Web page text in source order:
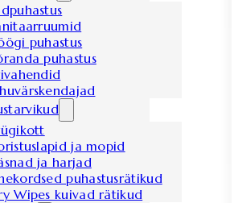
puhastus
puhastus
ja mopid
ja harjad
puhastusrätikud
Wipes kuivad rätikud